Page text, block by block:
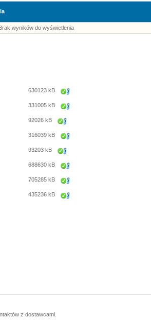
wyników do wyświetlenia
630123 kB
331005 kB
92026 kB
316039 kB
93203 kB
688630 kB
705285 kB
435236 kB
z dostawcami.